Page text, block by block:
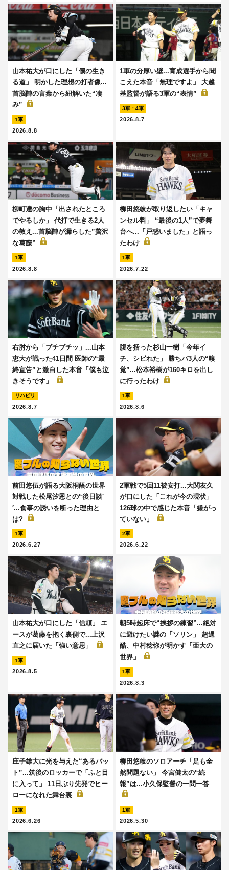
山本祐大が口にした「僕の生き
る道」 明かした理想の打者像...
首脳陣の言葉から紐解いた“凄
み”
1軍
2026.8.8
1軍の分厚い壁...育成選手から聞
こえた本音「無理ですよ」 大越
基監督が語る3軍の“表情”
3軍・4軍
2026.8.7
柳町達の胸中「出されたところ
でやるしか」 代打で生きる2人
の教え...首脳陣が漏らした”贅沢
な葛藤”
1軍
2026.8.8
柳田悠岐が取り返したい「キャ
ンセル料」 “最後の1人”で夢舞
台へ...「戸惑いました」と語っ
たわけ
1軍
2026.7.22
右肘から「ブチブチッ」...山本
恵大が戦った41日間 医師の“最
終宣告”と激白した本音「僕も泣
きそうです」
リハビリ
2026.8.7
腹を括った杉山一樹「今年イ
チ、シビれた」 勝ちパ3人の“嗅
覚”...松本裕樹が160キロを出し
に行ったわけ
1軍
2026.8.6
前田悠伍が語る大阪桐蔭の世界
対戦した松尾汐恩との“後日談′
′...食事の誘いを断った理由と
は?
1軍
2026.6.27
2軍戦で5回11被安打...大関友久
が口にした「これが今の現状」
126球の中で感じた本音「嫌がっ
ていない」
2軍
2026.6.22
山本祐大が口にした「信頼」 エ
ースが葛藤を抱く裏側で...上沢
直之に届いた「強い意思」
1軍
2026.8.5
朝5時起床で“挨拶の練習”...絶対
に避けたい謎の「ソリン」 超過
酷、中村稔弥が明かす「亜大の
世界」
1軍
2026.8.3
庄子雄大に光を与えた“あるバッ
ト”...筑後のロッカーで「ふと目
に入って」 11日ぶり先発でヒー
ローになれた舞台裏
1軍
2026.6.26
柳田悠岐のソロアーチ「足も全
然問題ない」 今宮健太の“続
報”は...小久保監督の一問一答
1軍
2026.5.30